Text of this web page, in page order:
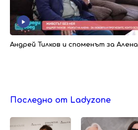
Андрей Тилков и споменът за Алена
Последно от Ladyzone